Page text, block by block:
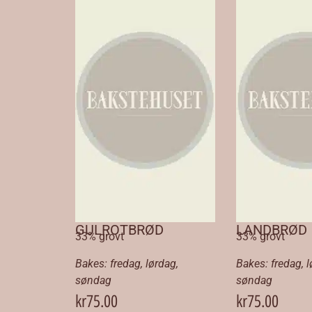
GULROTBRØD
33% grovt
Bakes: fredag, lørdag,
søndag
kr75.00
LANDBRØD
33% grovt
Bakes: fredag,
søndag
kr75.00